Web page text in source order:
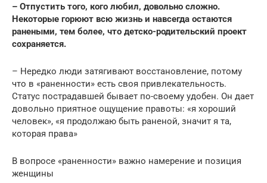
– Отпустить того, кого любил, довольно сложно.
Некоторые горюют всю жизнь и навсегда остаются
ранеными, тем более, что детско-родительский проект
сохраняется.
– Нередко люди затягивают восстановление, потому
что в «раненности» есть своя привлекательность.
Статус пострадавшей бывает по-своему удобен. Он дает
довольно приятное ощущение правоты: «я хороший
человек», «я продолжаю быть раненой, значит я та,
которая права»
В вопросе «раненности» важно намерение и позиция
женщины